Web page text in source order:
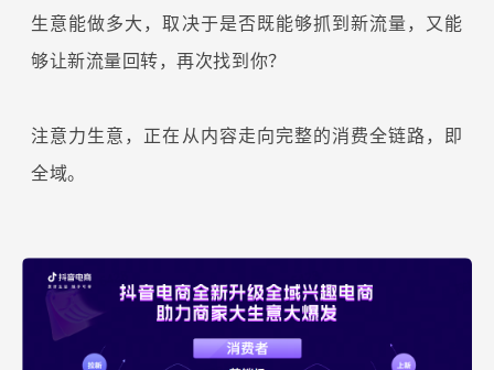
生意能做多大，取决于是否既能够抓到新流量，又能
够让新流量回转，再次找到你？
注意力生意，正在从内容走向完整的消费全链路，即
全域。